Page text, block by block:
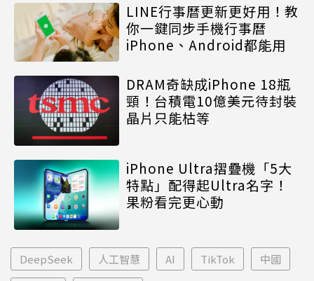
LINE行事曆更新更好用！教
你一鍵同步手機行事曆
iPhone、Android都能用
DRAM奇缺成iPhone 18瓶
頸！台積電10億美元待封裝
晶片只能枯等
iPhone Ultra摺疊機「5大
特點」配得起Ultra名字！
果粉看完更心動
DeepSeek 人工智慧 AI TikTok 中國